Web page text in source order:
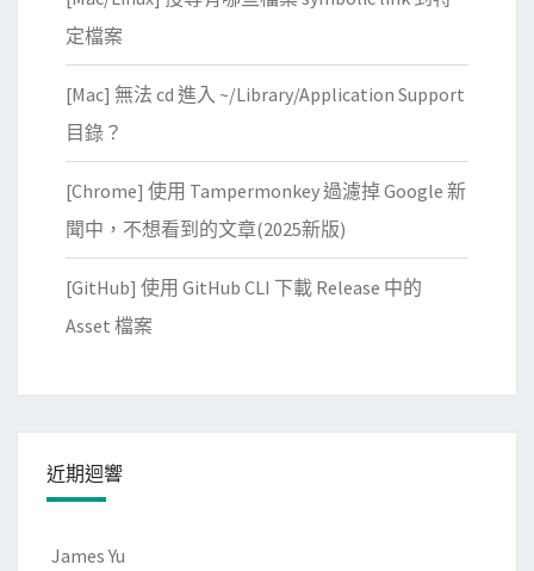
定檔案
[Mac] 無法 cd 進入 ~/Library/Application Support
目錄？
[Chrome] 使用 Tampermonkey 過濾掉 Google 新
聞中，不想看到的文章(2025新版)
[GitHub] 使用 GitHub CLI 下載 Release 中的
Asset 檔案
近期迴響
James Yu